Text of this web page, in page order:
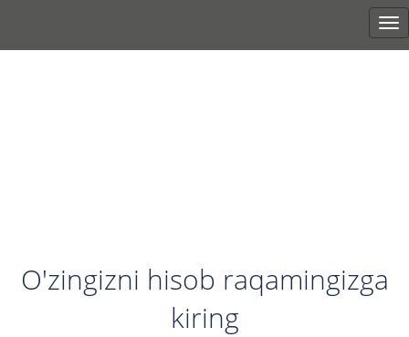
O'zingizni hisob raqamingizga
kiring